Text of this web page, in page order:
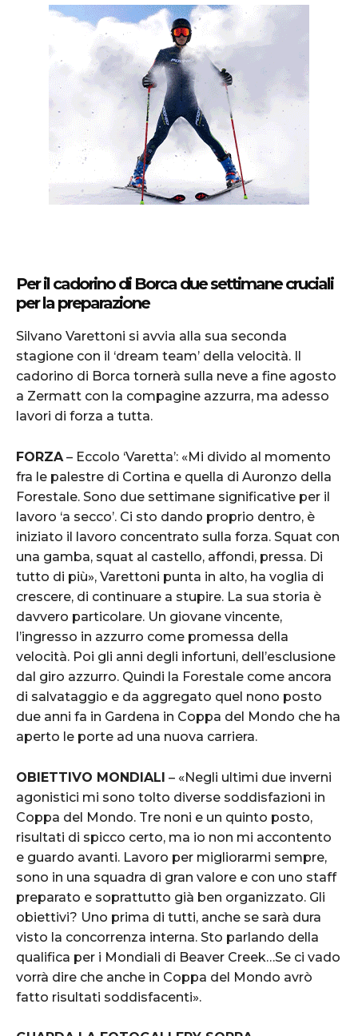
Per il cadorino di Borca due settimane cruciali
per la preparazione
Silvano Varettoni si avvia alla sua seconda
stagione con il ‘dream team’ della velocità. Il
cadorino di Borca tornerà sulla neve a fine agosto
a Zermatt con la compagine azzurra, ma adesso
lavori di forza a tutta.
FORZA – Eccolo ‘Varetta’: «Mi divido al momento
fra le palestre di Cortina e quella di Auronzo della
Forestale. Sono due settimane significative per il
lavoro ‘a secco’. Ci sto dando proprio dentro, è
iniziato il lavoro concentrato sulla forza. Squat con
una gamba, squat al castello, affondi, pressa. Di
tutto di più», Varettoni punta in alto, ha voglia di
crescere, di continuare a stupire. La sua storia è
davvero particolare. Un giovane vincente,
l’ingresso in azzurro come promessa della
velocità. Poi gli anni degli infortuni, dell’esclusione
dal giro azzurro. Quindi la Forestale come ancora
di salvataggio e da aggregato quel nono posto
due anni fa in Gardena in Coppa del Mondo che ha
aperto le porte ad una nuova carriera.
OBIETTIVO MONDIALI – «Negli ultimi due inverni
agonistici mi sono tolto diverse soddisfazioni in
Coppa del Mondo. Tre noni e un quinto posto,
risultati di spicco certo, ma io non mi accontento
e guardo avanti. Lavoro per migliorarmi sempre,
sono in una squadra di gran valore e con uno staff
preparato e soprattutto già ben organizzato. Gli
obiettivi? Uno prima di tutti, anche se sarà dura
visto la concorrenza interna. Sto parlando della
qualifica per i Mondiali di Beaver Creek…Se ci vado
vorrà dire che anche in Coppa del Mondo avrò
fatto risultati soddisfacenti».